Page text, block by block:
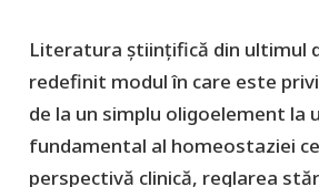
Literatura științifică din ultimul
redefinit modul în care este
de la un simplu oligoelement la
fundamental al homeostaziei
perspectivă clinică, reglarea